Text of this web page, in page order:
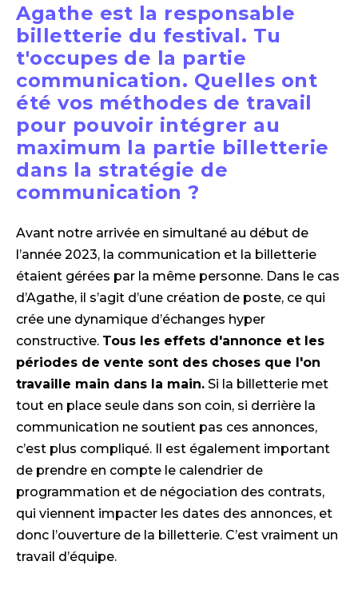
Agathe est la responsable
billetterie du festival. Tu
t'occupes de la partie
communication. Quelles ont
été vos méthodes de travail
pour pouvoir intégrer au
maximum la partie billetterie
dans la stratégie de
communication ?
Avant notre arrivée en simultané au début de
l’année 2023, la communication et la billetterie
étaient gérées par la même personne. Dans le cas
d’Agathe, il s’agit d’une création de poste, ce qui
crée une dynamique d’échanges hyper
constructive. Tous les effets d'annonce et les
périodes de vente sont des choses que l'on
travaille main dans la main. Si la billetterie met
tout en place seule dans son coin, si derrière la
communication ne soutient pas ces annonces,
c’est plus compliqué. Il est également important
de prendre en compte le calendrier de
programmation et de négociation des contrats,
qui viennent impacter les dates des annonces, et
donc l’ouverture de la billetterie. C’est vraiment un
travail d’équipe.